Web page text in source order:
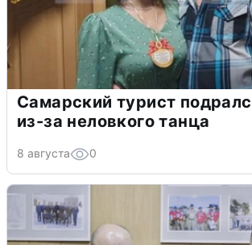
Самарский турист
из-за неловкого танца
8 августа 0